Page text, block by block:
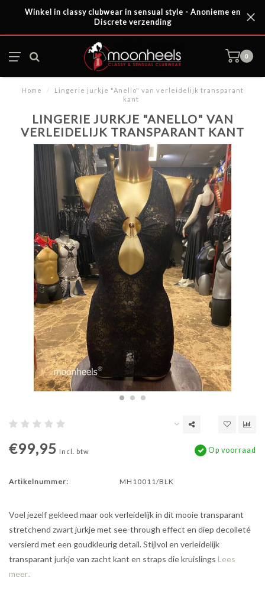
Winkel in classy clubwear in sensual style - Anonieme en
Discrete verzending
0
Home /
Lingerie jurkje "Anello" van verleidelijk transparant
kant
LINGERIE JURKJE "ANELLO" VAN
VERLEIDELIJK TRANSPARANT KANT
€99,95 Incl. btw Op voorraad
Artikelnummer: MH10011/BLK
Voel jezelf gekleed maar ook verleidelijk in dit mooie transparant
stretchend zwart jurkje met see-through effect en diep decolleté
versierd met een goudkleurig detail. Stijlvol en verleidelijk
transparant jurkje van zacht kant en straps die kruislings Lees
meer..